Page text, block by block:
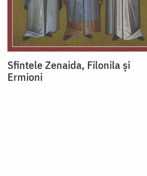
Sfintele Zenaida, Filonila și
Ermioni